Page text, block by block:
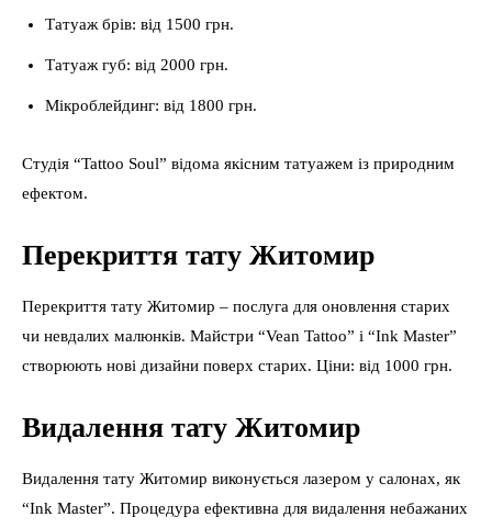
Татуаж брів: від 1500 грн.
Татуаж губ: від 2000 грн.
Мікроблейдинг: від 1800 грн.
Студія “Tattoo Soul” відома якісним татуажем із природним
ефектом.
Перекриття тату Житомир
Перекриття тату Житомир – послуга для оновлення старих
чи невдалих малюнків. Майстри “Vean Tattoo” і “Ink Master”
створюють нові дизайни поверх старих. Ціни: від 1000 грн.
Видалення тату Житомир
Видалення тату Житомир виконується лазером у салонах, як
“Ink Master”. Процедура ефективна для видалення небажаних